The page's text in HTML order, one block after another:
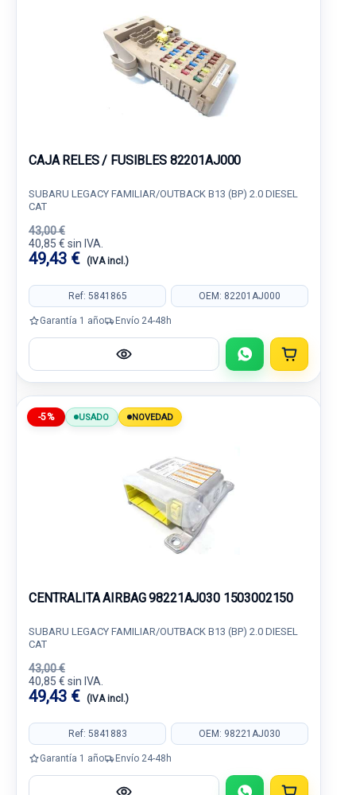
CAJA RELES / FUSIBLES 82201AJ000
SUBARU LEGACY FAMILIAR/OUTBACK B13 (BP) 2.0 DIESEL
CAT
43,00 €
40,85 € sin IVA.
49,43 € (IVA incl.)
Ref: 5841865 OEM: 82201AJ000
Garantía 1 año Envío 24-48h
-5% USADO NOVEDAD
CENTRALITA AIRBAG 98221AJ030 1503002150
SUBARU LEGACY FAMILIAR/OUTBACK B13 (BP) 2.0 DIESEL
CAT
43,00 €
40,85 € sin IVA.
49,43 € (IVA incl.)
Ref: 5841883 OEM: 98221AJ030
Garantía 1 año Envío 24-48h